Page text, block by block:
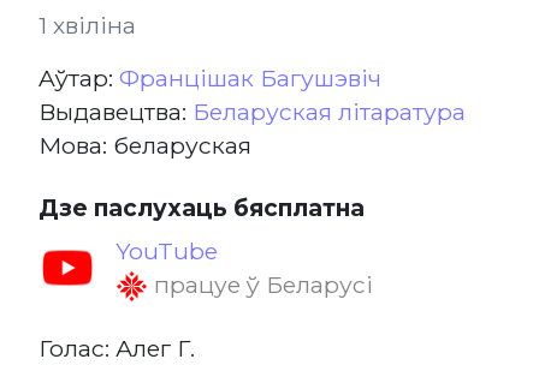
1 хвіліна
Aўтар: Францішак Багушэвіч
Выдавецтва: Беларуская літаратура
Мова: беларуская
Дзе паслухаць бясплатна
YouTube
працуе ў Беларусі
Голас: Алег Г.